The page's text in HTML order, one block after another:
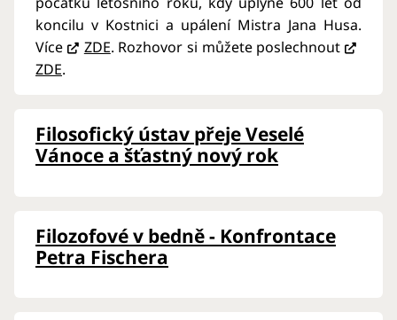
koncilu v Kostnici a upálení Mistra Jana Husa.
Více
ZDE. Rozhovor si můžete poslechnout
ZDE.
Filosofický ústav přeje Veselé
Vánoce a šťastný nový rok
Filozofové v bedně - Konfrontace
Petra Fischera